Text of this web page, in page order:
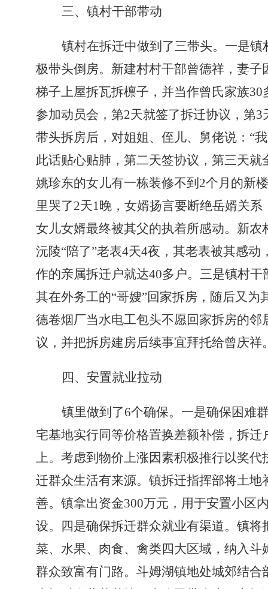
三、镇村干部带动
镇村在拆迁中做到了三带头。 一是镇
极带头倒房。新建村村干部曾德祥，妻子
梯子上屋拆瓦拆檩子，并当作曾氏家族30
参加动员会，第2天就签了拆迁协议，第3
带头拆房后，对姐姐、侄儿、舅佬说：“
此话贴心贴肺，第二天签协议，第三天
姚珍东的女儿有一栋装修不到 2个月的新
里哭了2天1晚，女婿扬言要断绝岳婿关
女儿女婿最终被其父的执着所感动。新
沅陵“陪了”老表4天4夜，其老表被其感动
作的亲属拆迁户就达40多户。 三是镇村干
其在外务工的“哥嫂”回家拆房，随后又为
德卷烟厂当水电工包头不愿回家拆房的
议，并把拆房建房后续事宜拜托给曾庆祥
四、安置就业拉动
镇里做到了6个确保。 一是确保困难
宅基地实行同等价格置换差额补偿，拆
上。考虑到物价上涨因素积极推行以奖
迁群众生活有来源。 镇拆迁指挥部将土地
善。 镇拿出资金300万元，用于安置小区
设。 四是确保拆迁群众就业有渠道。 镇将
菜、水果、肉食、禽类四大区域，纳入
群众致富有门路。 斗姆湖镇地处城郊结合